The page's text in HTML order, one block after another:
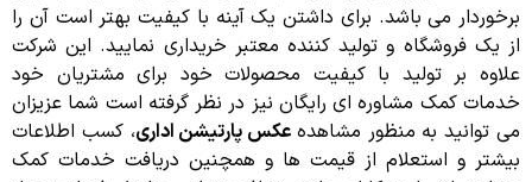
برخوردار می باشد. برای داشتن یک آینه با کیفیت بهتر است آن را
از یک فروشگاه و تولید کننده معتبر خریداری نمایید. این شرکت
علاوه بر تولید با کیفیت محصولات خود برای مشتریان خود
خدمات کمک مشاوره ای رایگان نیز در نظر گرفته است شما عزیزان
می توانید به منظور مشاهده عکس پارتیشن اداری، کسب اطلاعات
بیشتر و استعلام از قیمت ها و همچنین دریافت خدمات کمک